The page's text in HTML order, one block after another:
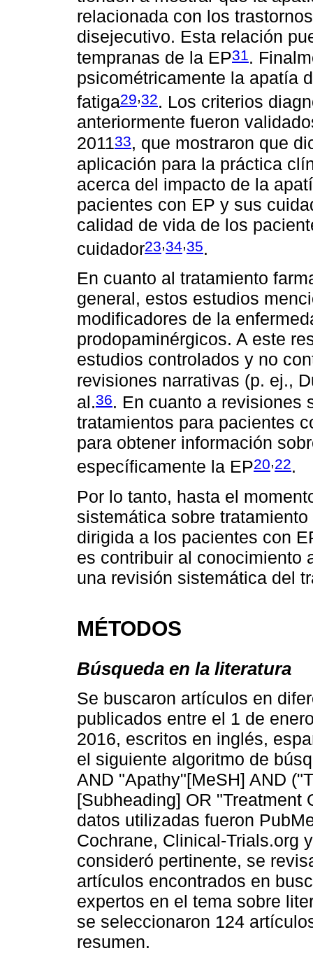
relacionada con los
disejecutivo. Esta relación
tempranas de la EP31.
psicométricamente la apatía
fatiga29,32. Los criterios
anteriormente fueron
201133, que mostraron que
aplicación para la práctica
acerca del impacto de la
pacientes con EP y sus
calidad de vida de los
cuidador23,34,35.
En cuanto al tratamiento
general, estos estudios
modificadores de la
prodopaminérgicos. A este
estudios controlados y no
revisiones narrativas (p. ej.,
al.36. En cuanto a revisiones
tratamientos para pacientes
para obtener información
específicamente la EP20,22.
Por lo tanto, hasta el
sistemática sobre
dirigida a los pacientes con
es contribuir al conocimiento
una revisión sistemática del
MÉTODOS
Búsqueda en la literatura
Se buscaron artículos en
publicados entre el 1 de
2016, escritos en inglés,
el siguiente algoritmo de
AND "Apathy"[MeSH] AND
[Subheading] OR "Treatment
datos utilizadas fueron
Cochrane, Clinical-Trials.org
consideró pertinente, se
artículos encontrados en
expertos en el tema sobre
se seleccionaron 124
resumen.